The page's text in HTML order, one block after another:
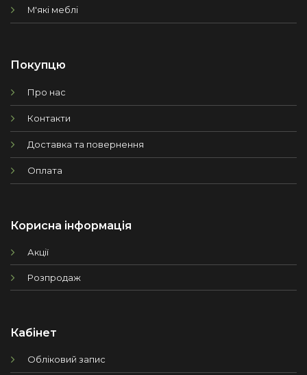
М'які меблі
Покупцю
Про нас
Контакти
Доставка та повернення
Оплата
Корисна інформація
Акції
Розпродаж
Кабінет
Обліковий запис